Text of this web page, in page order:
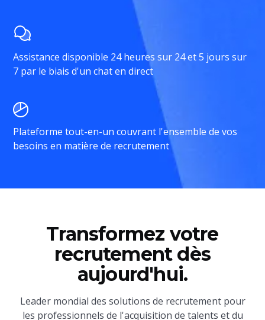
Assistance disponible 24 heures sur 24 et 5 jours sur
7 par le biais d'un chat en direct
Plateforme tout-en-un couvrant l'ensemble de vos
besoins en matière de recrutement
Transformez votre
recrutement dès
aujourd'hui.
Leader mondial des solutions de recrutement pour
les professionnels de l'acquisition de talents et du